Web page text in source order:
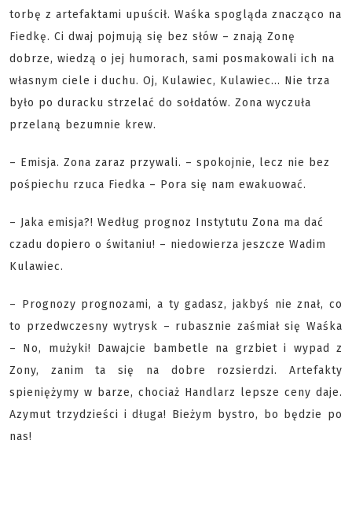
torbę z artefaktami upuścił. Waśka spogląda znacząco na
Fiedkę. Ci dwaj pojmują się bez słów – znają Zonę
dobrze, wiedzą o jej humorach, sami posmakowali ich na
własnym ciele i duchu. Oj, Kulawiec, Kulawiec... Nie trza
było po duracku strzelać do sołdatów. Zona wyczuła
przelaną bezumnie krew.
– Emisja. Zona zaraz przywali. – spokojnie, lecz nie bez
pośpiechu rzuca Fiedka – Pora się nam ewakuować.
– Jaka emisja?! Według prognoz Instytutu Zona ma dać
czadu dopiero o świtaniu! – niedowierza jeszcze Wadim
Kulawiec.
– Prognozy prognozami, a ty gadasz, jakbyś nie znał, co
to przedwczesny wytrysk – rubasznie zaśmiał się Waśka
– No, mużyki! Dawajcie bambetle na grzbiet i wypad z
Zony, zanim ta się na dobre rozsierdzi. Artefakty
spieniężymy w barze, chociaż Handlarz lepsze ceny daje.
Azymut trzydzieści i długa! Bieżym bystro, bo będzie po
nas!